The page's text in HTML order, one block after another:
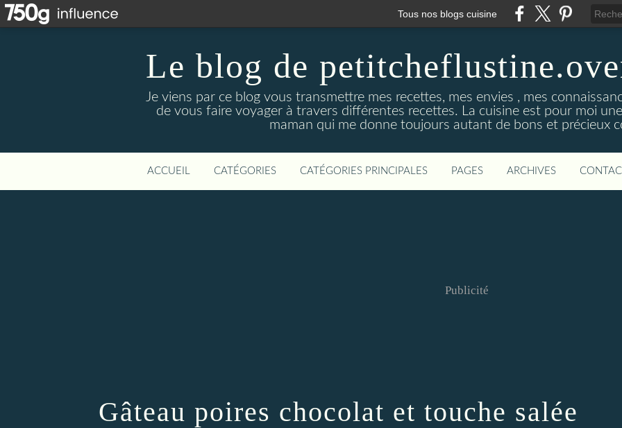
Tous nos blogs cuisine
Le blog de
Je viens par ce blog vous transmettre mes recettes, mes envies , mes
de vous faire voyager à travers différentes recettes. La cuisine est pour moi
maman qui me donne toujours autant de bons et précieux
ACCUEIL CATÉGORIES CATÉGORIES PRINCIPALES PAGES ARCHIVES
Publicité
Gâteau poires chocolat et touche salée